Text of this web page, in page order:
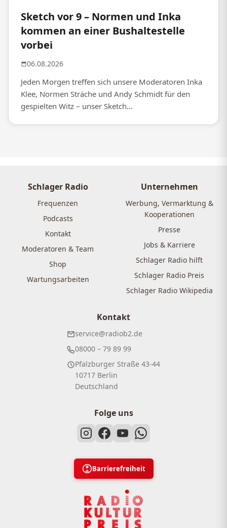
Sketch vor 9 – Normen und Inka
kommen an einer Bushaltestelle
vorbei
06.08.2026
Jeden Morgen treffen sich unsere Moderatoren Inka
Klee, Normen Sträche und Andy Schmidt für den
gespielten Witz – unser Sketch...
Schlager Radio
Frequenzen
Podcasts
Kontakt
Moderatoren & Team
Shop
Wartungsarbeiten
Unternehmen
Werbung, Vermarktung &
Kooperationen
Presse
Jobs & Karriere
Schlager Radio hilft
Schlager Radio Preis
Schlager Radio Wikipedia
Kontakt
service@radiob2.de
08000 – 79 89 99
Pfalzburger Straße 43-44
10717 Berlin
Deutschland
Folge uns
Barrierefreiheit